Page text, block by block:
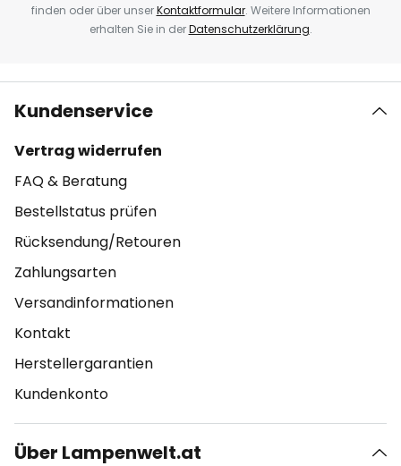
finden oder über unserKontaktformular. Weitere Informationen
erhalten Sie in derDatenschutzerklärung.
Kundenservice
Vertrag widerrufen
FAQ & Beratung
Bestellstatus prüfen
Rücksendung/Retouren
Zahlungsarten
Versandinformationen
Kontakt
Herstellergarantien
Kundenkonto
Über Lampenwelt.at